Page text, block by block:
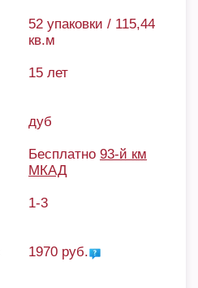
52 упаковки / 115,44
кв.м
15 лет
дуб
Бесплатно 93-й км
МКАД
1-3
1970 руб.